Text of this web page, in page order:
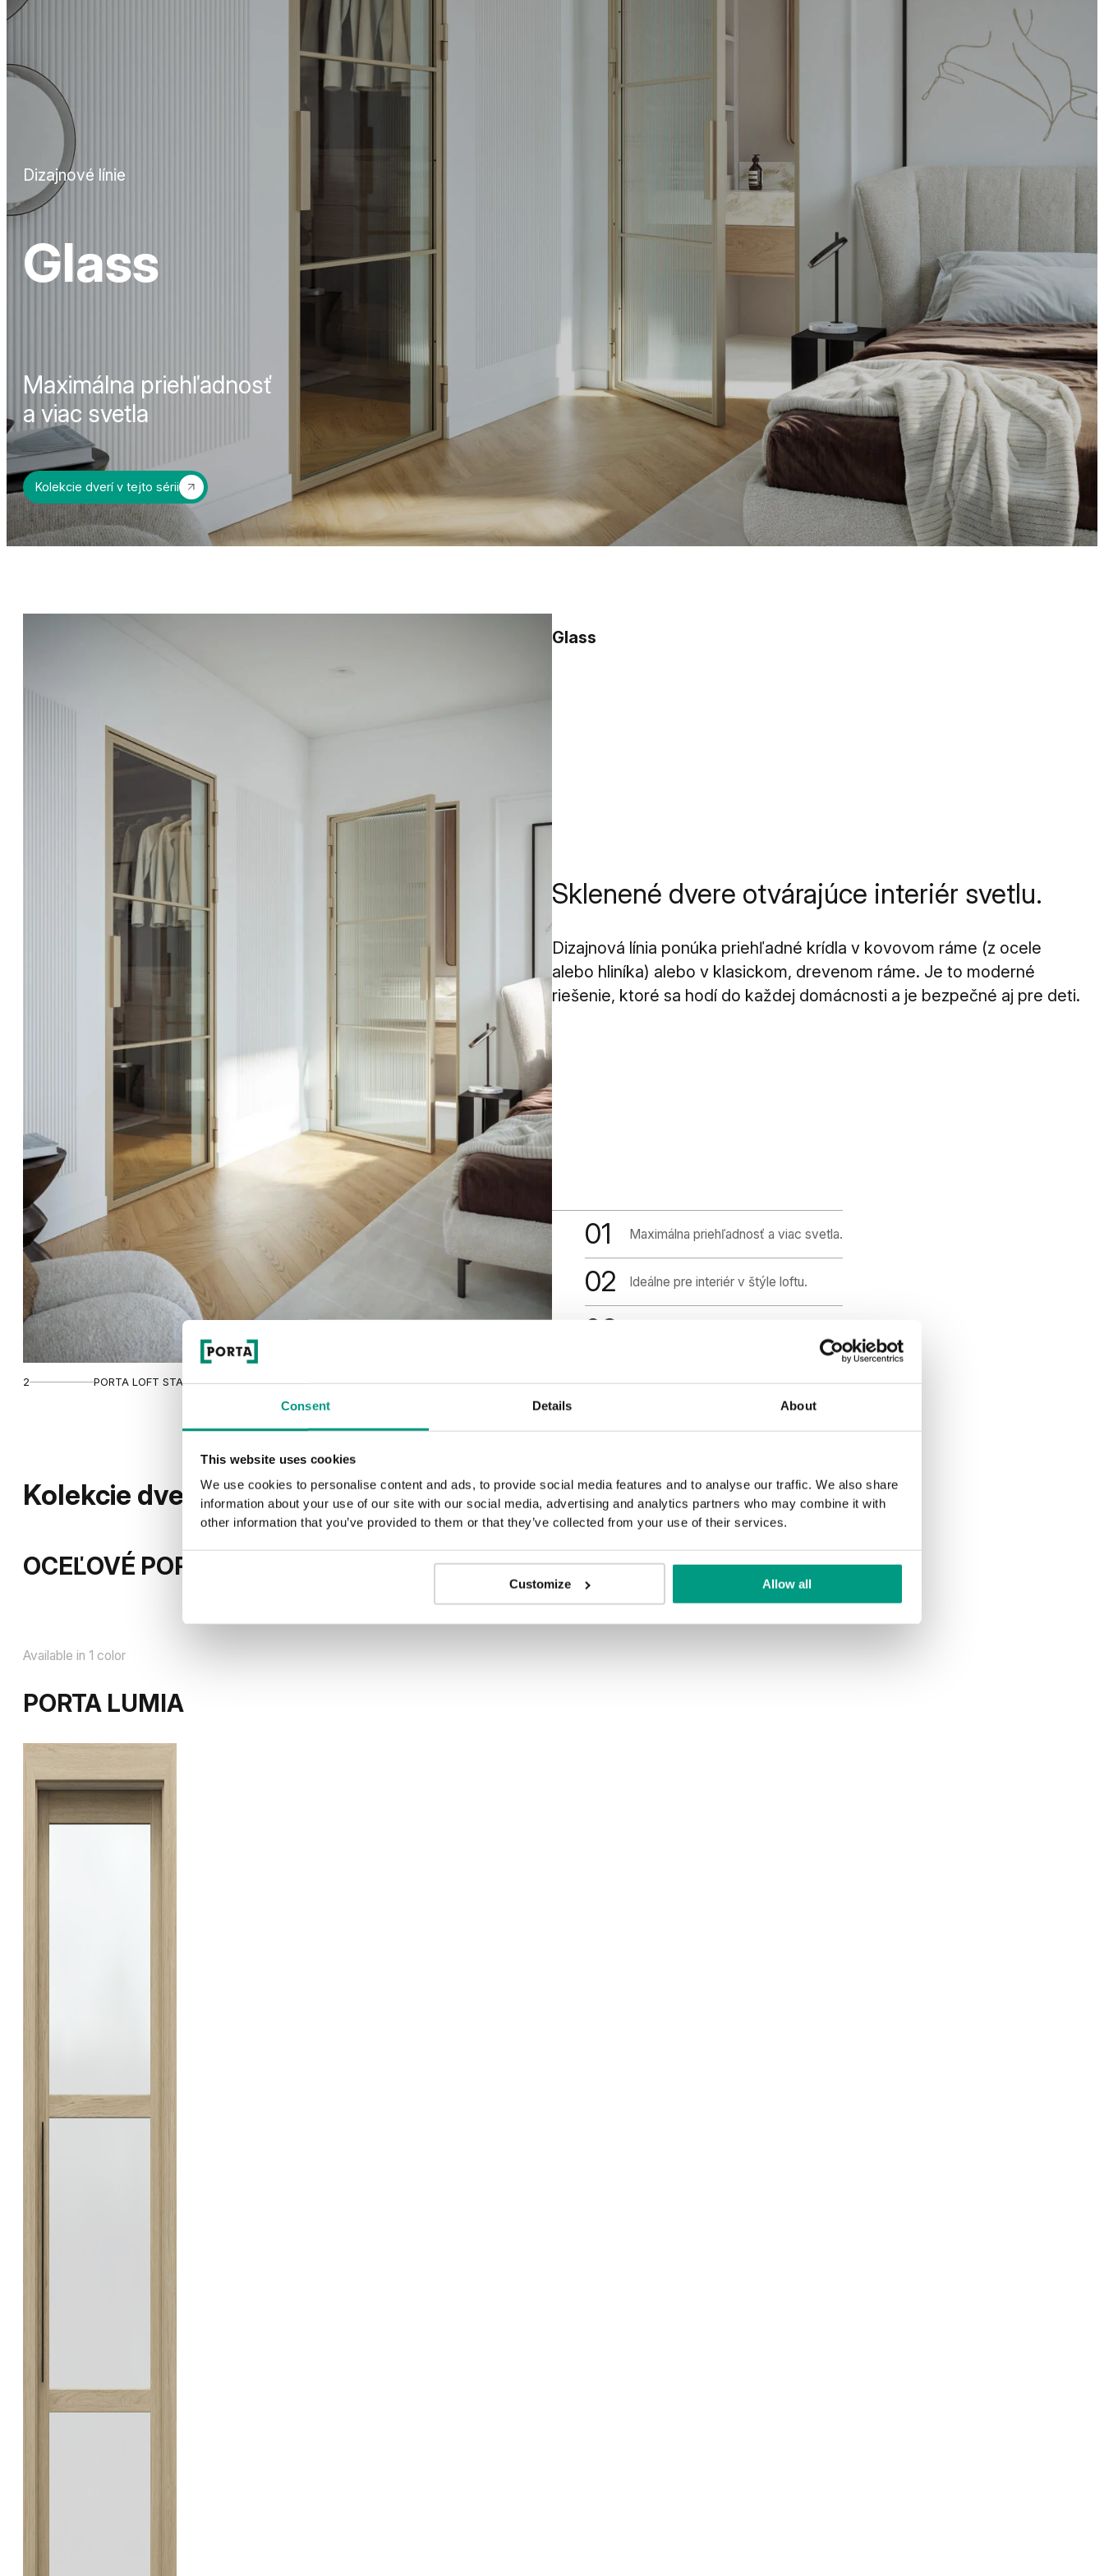
Consent Details About
This website uses cookies
We use cookies to personalise content and ads, to provide social media features and to analyse our traffic. We also share
information about your use of our site with our social media, advertising and analytics partners who may combine it with
other information that you’ve provided to them or that they’ve collected from your use of their services.
Customize Allow all
Dizajnové línie
Glass
Maximálna priehľadnosť
a viac svetla
Kolekcie dverí v tejto sérii
2 PORTA LOFT STALOWE
Glass
Sklenené dvere otvárajúce interiér svetlu.
Dizajnová línia ponúka priehľadné krídla v kovovom ráme (z ocele
alebo hliníka) alebo v klasickom, drevenom ráme. Je to moderné
riešenie, ktoré sa hodí do každej domácnosti a je bezpečné aj pre deti.
01 Maximálna priehľadnosť a viac svetla.
02 Ideálne pre interiér v štýle loftu.
03
Kolekcie dverí v tejto sérii
OCEĽOVÉ PORTA LOFT
Available in 1 color
PORTA LUMIA